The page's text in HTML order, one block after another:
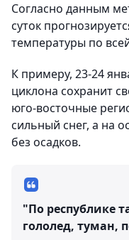
Согласно данным
суток
температуры по
К примеру, 23-24
циклона сохранит
юго-восточные
сильный снег, а на
без осадков.
"По республике
гололед, туман,